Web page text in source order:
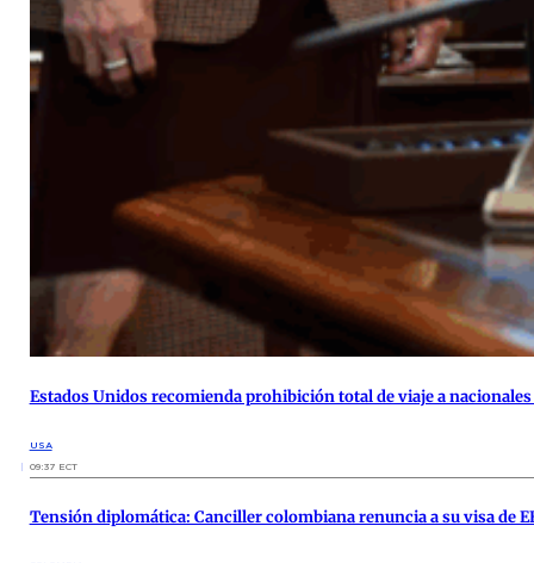
Estados Unidos recomienda prohibición total de viaje a
USA
09:37 ECT
Tensión diplomática: Canciller colombiana renuncia a su visa de